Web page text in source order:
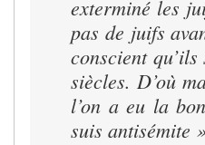
exterminé les
pas de juifs
conscient
siècles. D’où
l’on a eu la
suis antisémite